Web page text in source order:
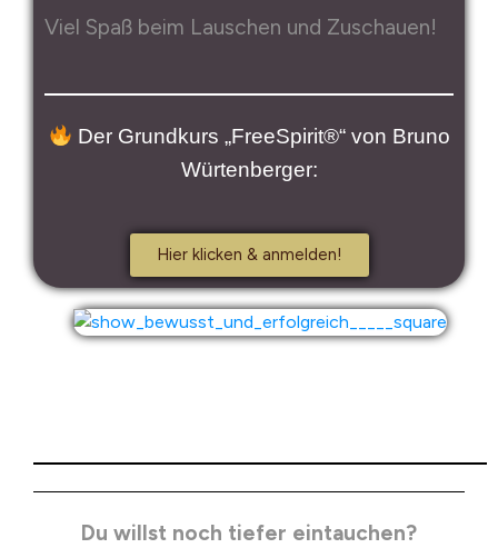
Viel Spaß beim Lauschen und Zuschauen!
Der Grundkurs „FreeSpirit®“ von Bruno
Würtenberger:
Hier klicken & anmelden!
Du willst noch tiefer eintauchen?